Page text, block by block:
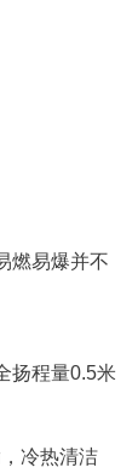
易爆并不
程量0.5米
冷热清洁